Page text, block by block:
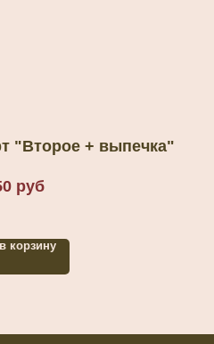
"Второе + выпечка"
руб
корзину